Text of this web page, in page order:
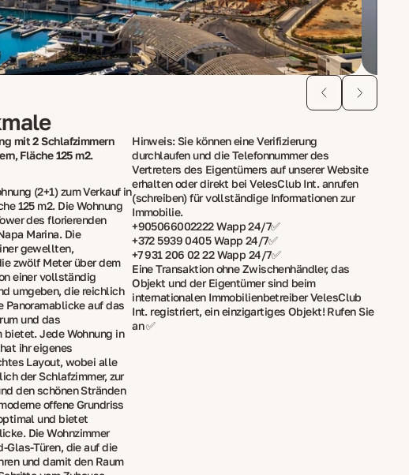
mit 2 Schlafzimmern
Fläche 125 m2.
(2+1) zum Verkauf in
125 m2. Die Wohnung
des florierenden
Marina. Die
gewellten,
zwölf Meter über dem
einer vollständig
umgeben, die reichlich
Panoramablicke auf das
und das
Jede Wohnung in
ihr eigenes
Layout, wobei alle
der Schlafzimmer, zur
den schönen Stränden
offene Grundriss
und bietet
Die Wohnzimmer
Glas-Türen, die auf die
und damit den Raum
Hinweis: Sie können eine Verifizierung
durchlaufen und die Telefonnummer des
Vertreters des Eigentümers auf unserer Website
erhalten oder direkt bei VelesClub Int. anrufen
(schreiben) für vollständige Informationen zur
Immobilie.
+905066002222 Wapp 24/7✅
+372 5939 0405 Wapp 24/7✅
+7 931 206 02 22 Wapp 24/7✅
Eine Transaktion ohne Zwischenhändler, das
Objekt und der Eigentümer sind beim
internationalen Immobilienbetreiber VelesClub
Int. registriert, ein einzigartiges Objekt! Rufen Sie
an ✅